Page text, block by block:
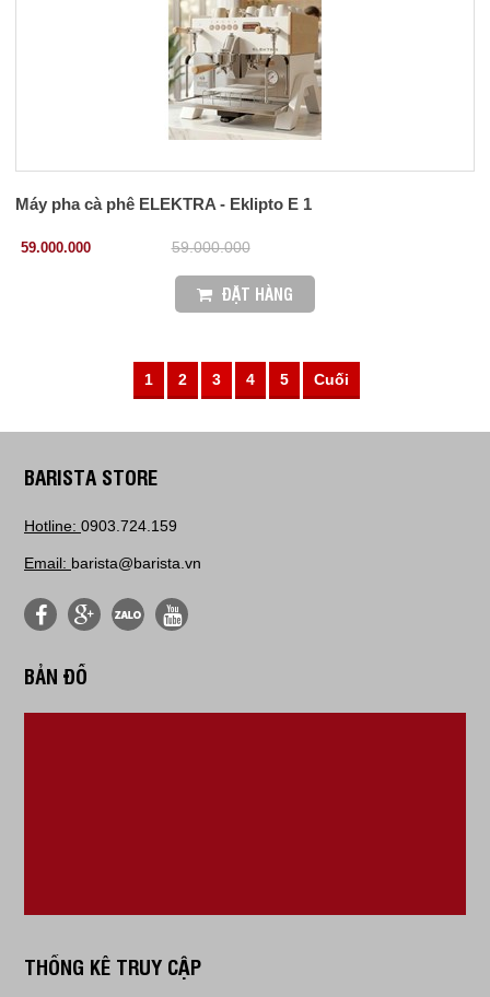
Máy pha cà phê ELEKTRA - Eklipto E 1
59.000.000 59.000.000
ĐẶT HÀNG
1 2 3 4 5 Cuối
BARISTA STORE
Hotline: 0903.724.159
Email: barista@barista.vn
BẢN ĐỒ
THỐNG KÊ TRUY CẬP